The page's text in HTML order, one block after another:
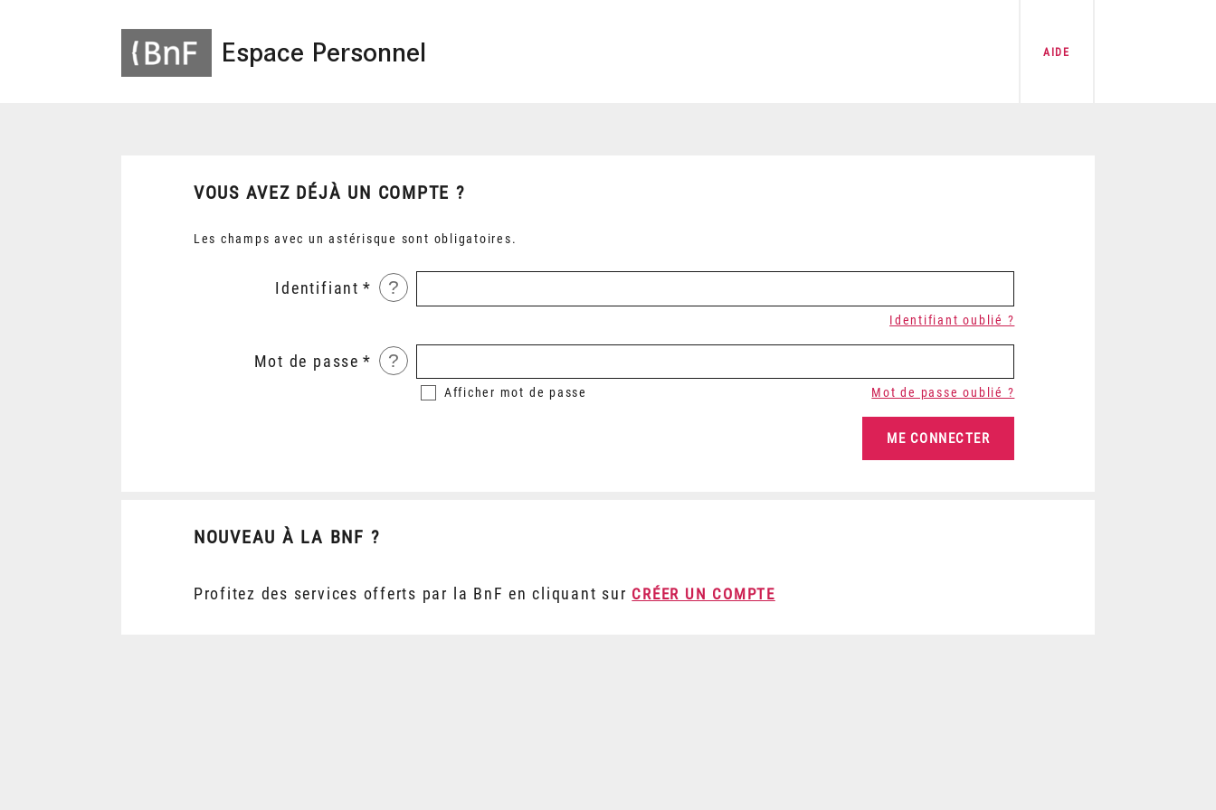
Espace Personnel AIDE
VOUS AVEZ DÉJÀ UN COMPTE ?
Les champs avec un astérisque sont obligatoires.
Identifiant ?
Identifiant oublié ?
Mot de passe ?
Afficher mot de passe Mot de passe oublié ?
NOUVEAU À LA BNF ?
Profitez des services offerts par la BnF en cliquant sur CRÉER UN COMPTE